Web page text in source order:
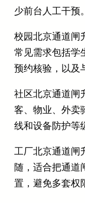
少前台人工干预。
校园北京通道闸
常见需求包括学
预约核验，以及
社区北京通道闸
客、物业、外卖
线和设备防护等
工厂北京通道闸
随，适合把通道
置，避免多套权